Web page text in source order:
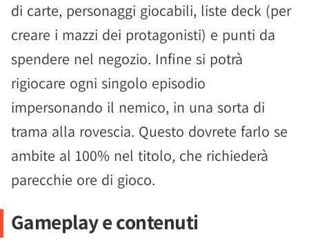
di carte, personaggi giocabili, liste deck (per
creare i mazzi dei protagonisti) e punti da
spendere nel negozio. Infine si potrà
rigiocare ogni singolo episodio
impersonando il nemico, in una sorta di
trama alla rovescia. Questo dovrete farlo se
ambite al 100% nel titolo, che richiederà
parecchie ore di gioco.
Gameplay e contenuti